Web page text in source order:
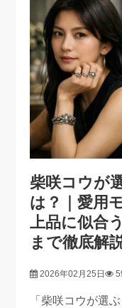
柴咲コウが
は？｜愛用
上品に似合
まで徹底解
2026年02月25日
「柴咲コウが選